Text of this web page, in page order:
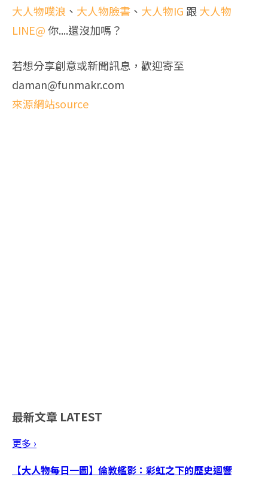
大人物噗浪 、 大人物臉書 、 大人物IG 跟大人物
LINE@你....還沒加嗎？
若想分享創意或新聞訊息，歡迎寄至
daman@funmakr.com
來源網站source
最新文章 LATEST
更多 ›
【大人物每日一圖】倫敦艦影：彩虹之下的歷史迴響